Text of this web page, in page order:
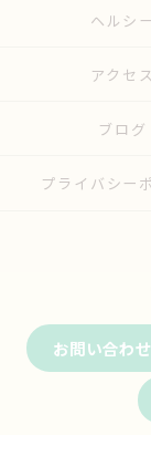
お問い合わ
ヘルシー
アクセス
ブログ
プライバシー
© 2026 福岡県大牟